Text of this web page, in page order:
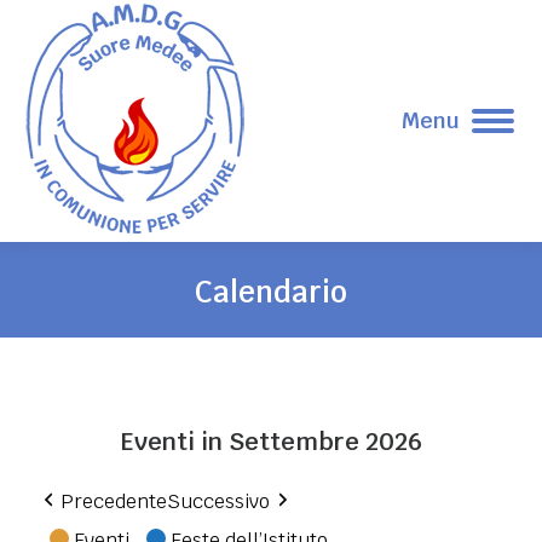
Menu
Calendario
Tu sei qui:
Eventi in Settembre 2026
PrecedenteSuccessivo